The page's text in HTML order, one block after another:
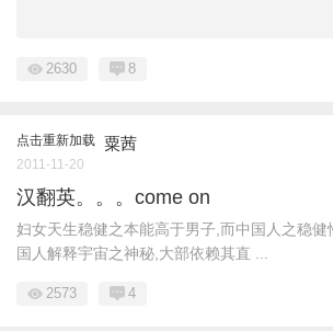
2630 8
点击重新加载 粟茜
2011-11-20
汉翻英。。。come on
妇女天生稳健之本能高于男子,而中国人之稳健
国人解释宇宙之神秘,大部依赖其直 ...
2573 4